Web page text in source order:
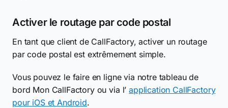
Activer le routage par code postal
En tant que client de CallFactory, activer un routage
par code postal est extrêmement simple.
Vous pouvez le faire en ligne via notre tableau de
bord Mon CallFactory ou via l’application CallFactory
pour iOS et Android.